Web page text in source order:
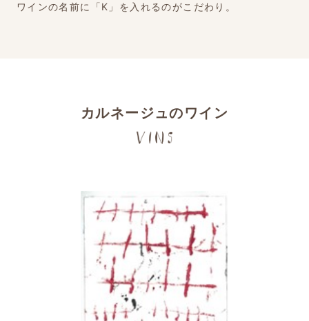
ワインの名前に「K」を入れるのがこだわり。
カルネージュのワイン